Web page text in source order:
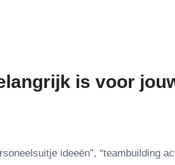
is voor
ideeën”, “teambuilding